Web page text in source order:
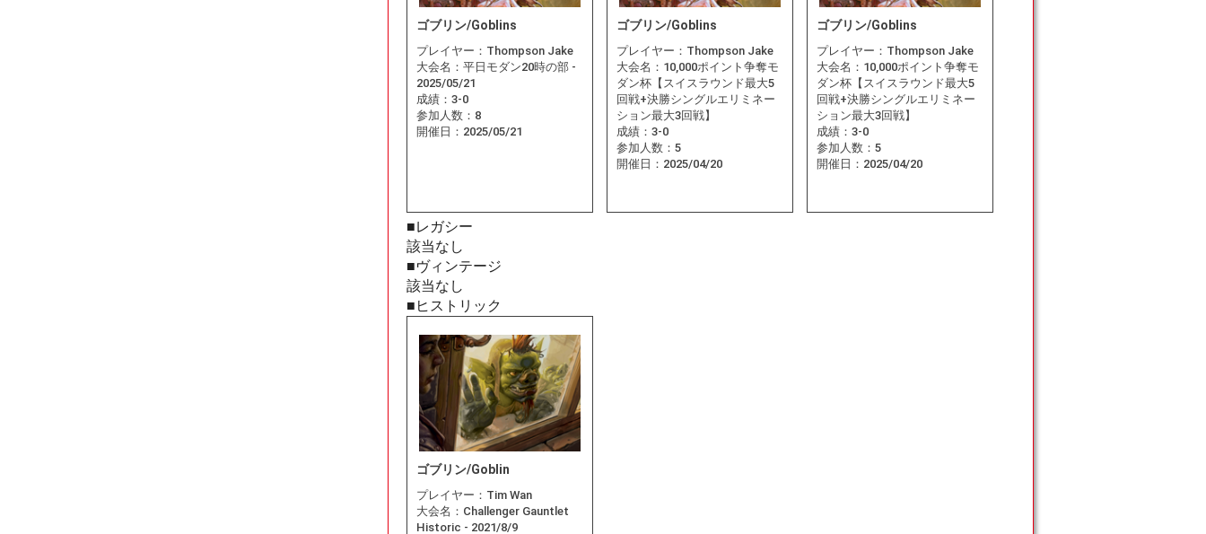
ゴブリン/Goblins
プレイヤー： Thompson Jake
大会名： 平日モダン20時の部 -
2025/05/21
成績： 3-0
参加人数： 8
開催日： 2025/05/21
ゴブリン/Goblins
プレイヤー： Thompson Jake
大会名： 10,000ポイント争奪モ
ダン杯【スイスラウンド最大5
回戦+決勝シングルエリミネー
ション最大3回戦】
成績： 3-0
参加人数： 5
開催日： 2025/04/20
ゴブリン/Goblins
プレイヤー： Thompson Jake
大会名： 10,000ポイント争奪モ
ダン杯【スイスラウンド最大5
回戦+決勝シングルエリミネー
ション最大3回戦】
成績： 3-0
参加人数： 5
開催日： 2025/04/20
■レガシー
該当なし
■ヴィンテージ
該当なし
■ヒストリック
ゴブリン/Goblin
プレイヤー： Tim Wan
大会名： Challenger Gauntlet
Historic - 2021/8/9